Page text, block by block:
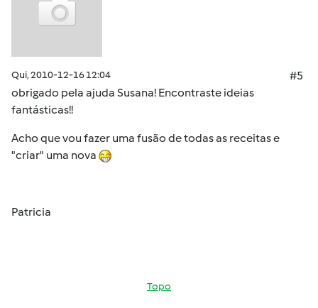
Qui, 2010-12-16 12:04
#5
obrigado pela ajuda Susana! Encontraste ideias
fantásticas!!
Acho que vou fazer uma fusão de todas as receitas e
"criar" uma nova
Patricia
Topo